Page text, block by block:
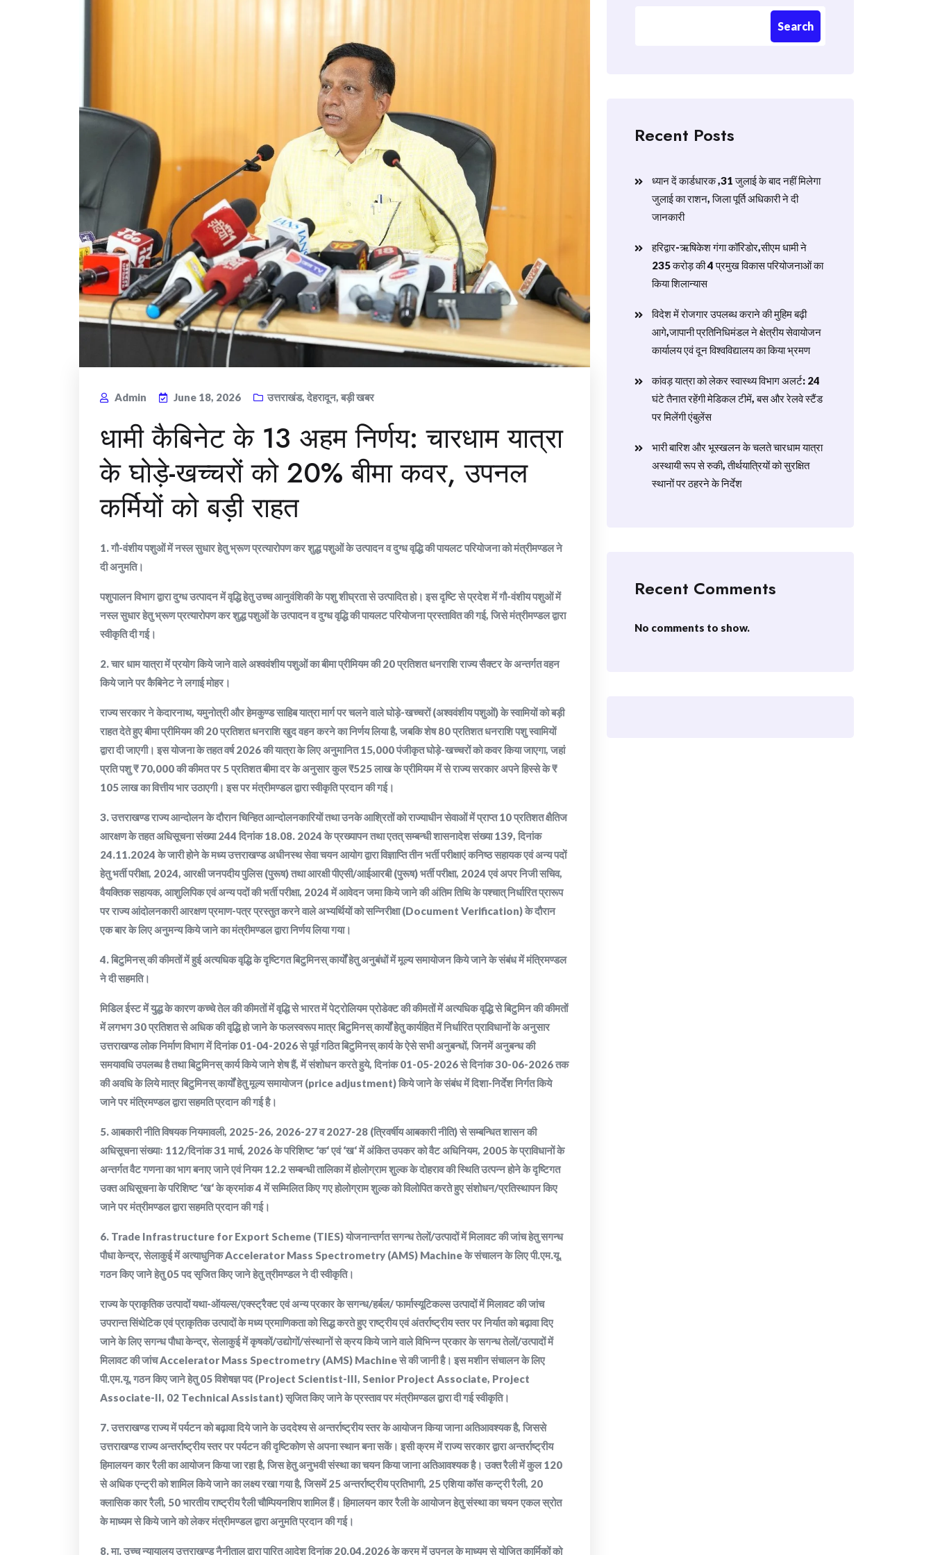
Admin June 18, 2026 उत्तराखंड, देहरादून, बड़ी खबर
​धामी कैबिनेट के 13 अहम निर्णय: चारधाम यात्रा
के घोड़े-खच्चरों को 20% बीमा कवर, उपनल
कर्मियों को बड़ी राहत
1. गौ-वंशीय पशुओं में नस्ल सुधार हेतु भ्रूण प्रत्यारोपण कर शुद्ध पशुओं के उत्पादन व दुग्ध वृद्धि की पायलट परियोजना को मंत्रीमण्डल ने
दी अनुमति।
पशुपालन विभाग द्वारा दुग्ध उत्पादन में वृद्धि हेतु उच्च आनुवंशिकी के पशु शीघ्रता से उत्पादित हो। इस दृष्टि से प्रदेश में गौ-वंशीय पशुओं में
नस्ल सुधार हेतु भ्रूण प्रत्यारोपण कर शुद्ध पशुओं के उत्पादन व दुग्ध वृद्धि की पायलट परियोजना प्रस्तावित की गई, जिसे मंत्रीमण्डल द्वारा
स्वीकृति दी गई।
2. चार धाम यात्रा में प्रयोग किये जाने वाले अश्ववंशीय पशुओं का बीमा प्रीमियम की 20 प्रतिशत धनराशि राज्य सैक्टर के अन्तर्गत वहन
किये जाने पर कैबिनेट ने लगाई मोहर।
राज्य सरकार ने केदारनाथ, यमुनोत्री और हेमकुण्ड साहिब यात्रा मार्ग पर चलने वाले घोड़े-खच्चरों (अश्ववंशीय पशुओं) के स्वामियों को बड़ी
राहत देते हुए बीमा प्रीमियम की 20 प्रतिशत धनराशि खुद वहन करने का निर्णय लिया है, जबकि शेष 80 प्रतिशत धनराशि पशु स्वामियों
द्वारा दी जाएगी। इस योजना के तहत वर्ष 2026 की यात्रा के लिए अनुमानित 15,000 पंजीकृत घोड़े-खच्चरों को कवर किया जाएगा, जहां
प्रति पशु ₹ 70,000 की कीमत पर 5 प्रतिशत बीमा दर के अनुसार कुल ₹525 लाख के प्रीमियम में से राज्य सरकार अपने हिस्से के ₹
105 लाख का वित्तीय भार उठाएगी। इस पर मंत्रीमण्डल द्वारा स्वीकृति प्रदान की गई।
3. उत्तराखण्ड राज्य आन्दोलन के दौरान चिन्हित आन्दोलनकारियों तथा उनके आश्रितों को राज्याधीन सेवाओं में प्राप्त 10 प्रतिशत क्षैतिज
आरक्षण के तहत अधिसूचना संख्या 244 दिनांक 18.08. 2024 के प्रख्यापन तथा एतत् सम्बन्धी शासनादेश संख्या 139, दिनांक
24.11.2024 के जारी होने के मध्य उत्तराखण्ड अधीनस्थ सेवा चयन आयोग द्वारा विज्ञाप्ति तीन भर्ती परीक्षाएं कनिष्ठ सहायक एवं अन्य पदों
हेतु भर्ती परीक्षा, 2024, आरक्षी जनपदीय पुलिस (पुरूष) तथा आरक्षी पीएसी/आईआरबी (पुरूष) भर्ती परीक्षा, 2024 एवं अपर निजी सचिव,
वैयक्तिक सहायक, आशुलिपिक एवं अन्य पदों की भर्ती परीक्षा, 2024 में आवेदन जमा किये जाने की अंतिम तिथि के पश्चात् निर्धारित प्रारूप
पर राज्य आंदोलनकारी आरक्षण प्रमाण-पत्र प्रस्तुत करने वाले अभ्यर्थियों को सन्निरीक्षा (Document Verification) के दौरान
एक बार के लिए अनुमन्य किये जाने का मंत्रीमण्डल द्वारा निर्णय लिया गया।
4. बिटुमिनस् की कीमतों में हुई अत्यधिक वृद्धि के दृष्टिगत बिटुमिनस् कार्यों हेतु अनुबंधों में मूल्य समायोजन किये जाने के संबंध में मंत्रिमण्डल
ने दी सहमति।
मिडिल ईस्ट में युद्ध के कारण कच्चे तेल की कीमतों में वृद्धि से भारत में पेट्रोलियम प्रोडेक्ट की कीमतों में अत्यधिक वृद्धि से बिटुमिन की कीमतों
में लगभग 30 प्रतिशत से अधिक की वृद्धि हो जाने के फलस्वरूप मात्र बिटुमिनस् कार्यों हेतु कार्यहित में निर्धारित प्राविधानों के अनुसार
उत्तराखण्ड लोक निर्माण विभाग में दिनांक 01-04-2026 से पूर्व गठित बिटुमिनस् कार्य के ऐसे सभी अनुबन्धों, जिनमें अनुबन्ध की
समयावधि उपलब्ध है तथा बिटुमिनस् कार्य किये जाने शेष हैं, में संशोधन करते हुये, दिनांक 01-05-2026 से दिनांक 30-06-2026 तक
की अवधि के लिये मात्र बिटुमिनस् कार्यों हेतु मूल्य समायोजन (price adjustment) किये जाने के संबंध में दिशा-निर्देश निर्गत किये
जाने पर मंत्रिमण्डल द्वारा सहमति प्रदान की गई है।
5. आबकारी नीति विषयक नियमावली, 2025-26, 2026-27 व 2027-28 (त्रिवर्षीय आबकारी नीति) से सम्बन्धित शासन की
अधिसूचना संख्याः 112/दिनांक 31 मार्च, 2026 के परिशिष्ट ‘क‘ एवं ‘ख‘ में अंकित उपकर को वैट अधिनियम, 2005 के प्राविधानों के
अन्तर्गत वैट गणना का भाग बनाए जाने एवं नियम 12.2 सम्बन्धी तालिका में होलोग्राम शुल्क के दोहराव की स्थिति उत्पन्न होने के दृष्टिगत
उक्त अधिसूचना के परिशिष्ट ‘ख‘ के क्रमांक 4 में सम्मिलित किए गए होलोग्राम शुल्क को विलोपित करते हुए संशोधन/प्रतिस्थापन किए
जाने पर मंत्रीमण्डल द्वारा सहमति प्रदान की गई।
6. Trade Infrastructure for Export Scheme (TIES) योजनान्तर्गत सगन्ध तेलों/उत्पादों में मिलावट की जांच हेतु सगन्ध
पौधा केन्द्र, सेलाकुई में अत्याधुनिक Accelerator Mass Spectrometry (AMS) Machine के संचालन के लिए पी.एम.यू.
गठन किए जाने हेतु 05 पद सृजित किए जाने हेतु त्रीमण्डल ने दी स्वीकृति।
राज्य के प्राकृतिक उत्पादों यथा-ऑयल्स/एक्स्ट्रैक्ट एवं अन्य प्रकार के सगन्ध/हर्बल/ फार्मास्यूटिकल्स उत्पादों में मिलावट की जांच
उपरान्त सिंथेटिक एवं प्राकृतिक उत्पादों के मध्य प्रमाणिकता को सिद्ध करते हुए राष्ट्रीय एवं अंतर्राष्ट्रीय स्तर पर निर्यात को बढ़ावा दिए
जाने के लिए सगन्ध पौधा केन्द्र, सेलाकुई में कृषकों/उद्योगों/संस्थानों से क्रय किये जाने वाले विभिन्न प्रकार के सगन्ध तेलों/उत्पादों में
मिलावट की जांच Accelerator Mass Spectrometry (AMS) Machine से की जानी है। इस मशीन संचालन के लिए
पी.एम.यू. गठन किए जाने हेतु 05 विशेषज्ञ पद (Project Scientist-III, Senior Project Associate, Project
Associate-II, 02 Technical Assistant) सृजित किए जाने के प्रस्ताव पर मंत्रीमण्डल द्वारा दी गई स्वीकृति।
7. उत्तराखण्ड राज्य में पर्यटन को बढ़ावा दिये जाने के उददेश्य से अन्तर्राष्ट्रीय स्तर के आयोजन किया जाना अतिआवश्यक है, जिससे
उत्तराखण्ड राज्य अन्तर्राष्ट्रीय स्तर पर पर्यटन की दृष्टिकोण से अपना स्थान बना सकें। इसी क्रम में राज्य सरकार द्वारा अन्तर्राष्ट्रीय
हिमालयन कार रैली का आयोजन किया जा रहा है, जिस हेतु अनुभवी संस्था का चयन किया जाना अतिआवश्यक है। उक्त रैली में कुल 120
से अधिक एन्ट्री को शामिल किये जाने का लक्ष्य रखा गया है, जिसमें 25 अन्तर्राष्ट्रीय प्रतिभागी, 25 एशिया कॉस कन्ट्री रैली, 20
क्लासिक कार रैली, 50 भारतीय राष्ट्रीय रैली चौम्पियनशिप शामिल हैं। हिमालयन कार रैली के आयोजन हेतु संस्था का चयन एकल स्रोत
के माध्यम से किये जाने को लेकर मंत्रीमण्डल द्वारा अनुमति प्रदान की गई।
8. मा. उच्च न्यायालय उत्तराखण्ड नैनीताल द्वारा पारित आदेश दिनांक 20.04.2026 के क्रम में उपनल के माध्यम से योजित कार्मिकों को
Search
Recent Posts
ध्यान दें कार्डधारक ,31 जुलाई के बाद नहीं मिलेगा
जुलाई का राशन, जिला पूर्ति अधिकारी ने दी
जानकारी
हरिद्वार-ऋषिकेश गंगा कॉरिडोर,सीएम धामी ने
235 करोड़ की 4 प्रमुख विकास परियोजनाओं का
किया शिलान्यास
विदेश में रोजगार उपलब्ध कराने की मुहिम बढ़ी
आगे,जापानी प्रतिनिधिमंडल ने क्षेत्रीय सेवायोजन
कार्यालय एवं दून विश्वविद्यालय का किया भ्रमण
​कांवड़ यात्रा को लेकर स्वास्थ्य विभाग अलर्ट: 24
घंटे तैनात रहेंगी मेडिकल टीमें, बस और रेलवे स्टैंड
पर मिलेंगी एंबुलेंस
​भारी बारिश और भूस्खलन के चलते चारधाम यात्रा
अस्थायी रूप से रुकी, तीर्थयात्रियों को सुरक्षित
स्थानों पर ठहरने के निर्देश
Recent Comments
No comments to show.